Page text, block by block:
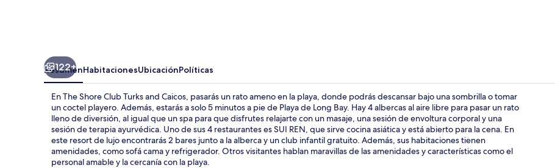
Televisión de
122+
ResumenHabitacionesUbicaciónPolíticas
En The Shore Club Turks and Caicos, pasarás un rato ameno en la playa, donde podrás descansar bajo una sombrilla o tomar
un coctel playero. Además, estarás a solo 5 minutos a pie de Playa de Long Bay. Hay 4 albercas al aire libre para pasar un rato
lleno de diversión, al igual que un spa para que disfrutes relajarte con un masaje, una sesión de envoltura corporal y una
sesión de terapia ayurvédica. Uno de sus 4 restaurantes es SUI REN, que sirve cocina asiática y está abierto para la cena. En
este resort de lujo encontrarás 2 bares junto a la alberca y un club infantil gratuito. Además, sus habitaciones tienen
amenidades, como sofá cama y refrigerador. Otros visitantes hablan maravillas de las amenidades y características como el
personal amable y la cercanía con la playa.